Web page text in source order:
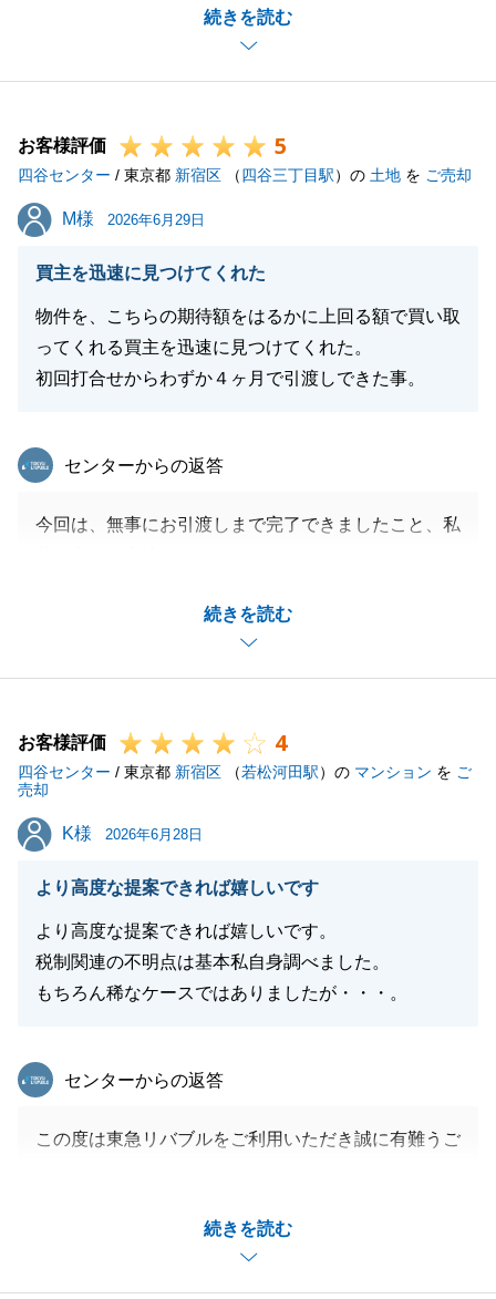
続きを読む
今後もご相談等ございましたら、いつでもご連絡下さ
いませ。
閉じる
お客様評価 5
四谷センター / 東京都 新宿区 （四谷三丁目駅）の 土地 を ご売却
M様
M様 2026年6月29日
買主を迅速に見つけてくれた
物件を、こちらの期待額をはるかに上回る額で買い取
ってくれる買主を迅速に見つけてくれた。
初回打合せからわずか４ヶ月で引渡しできた事。
続きを読む
東急リバブル
センターからの返答
今回は、無事にお引渡しまで完了できましたこと、私
でき、M様のお役に立てたことを大変光栄に存じま
また何か不動産に関してお困り事や、周囲でお悩みの
けいただけますと幸いです。
今後ともよろしくお願い申し上げます。
お客様評価 4
四谷センター / 東京都 新宿区 （若松河田駅）の マンション を ご
売却
K様
K様 2026年6月28日
より高度な提案できれば嬉しいです
より高度な提案できれば嬉しいです。
税制関連の不明点は基本私自身調べました。
もちろん稀なケースではありましたが・・・。
続きを読む
東急リバブル
センターからの返答
この度は東急リバブルをご利用いただき誠に有難うご
今回は、海外送金や贈与税の対象となることも考慮す
る必要があるため、きちんと税理士の先生と連携して
確認をさせて頂きました。